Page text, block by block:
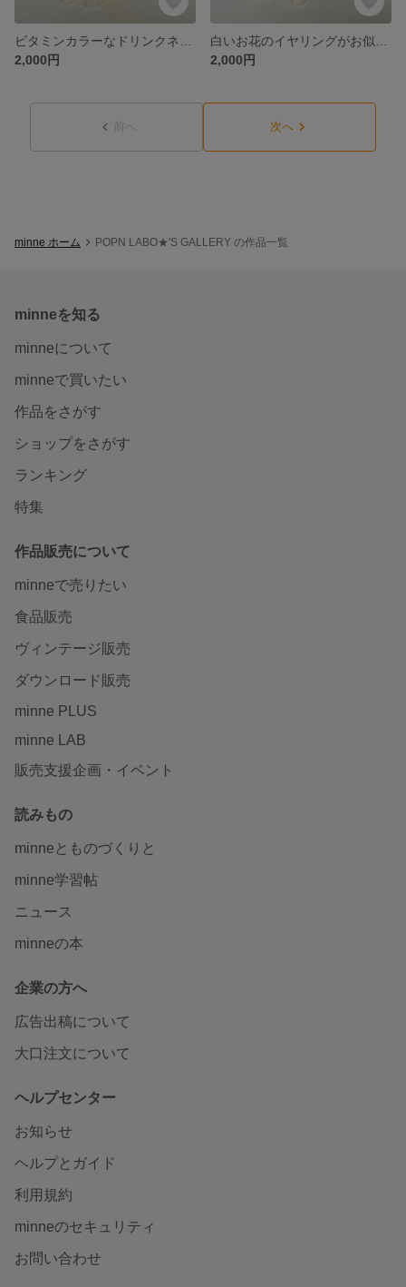
2,000円
2,000円
前へ 次へ
minne ホーム POPN LABO★'S GALLERY の作品一覧
minneを知る
minneについて
minneで買いたい
作品をさがす
ショップをさがす
ランキング
特集
作品販売について
minneで売りたい
食品販売
ヴィンテージ販売
ダウンロード販売
minne PLUS
minne LAB
販売支援企画・イベント
読みもの
minneとものづくりと
minne学習帖
ニュース
minneの本
企業の方へ
広告出稿について
大口注文について
ヘルプセンター
お知らせ
ヘルプとガイド
利用規約
minneのセキュリティ
お問い合わせ